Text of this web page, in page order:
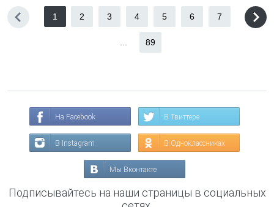
1 2 3 4 5 6 7
89
На Facebook В Твиттере
В Instagram В Одноклассниках
Мы Вконтакте
Подписывайтесь на наши страницы в социальных